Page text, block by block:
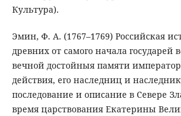
Культура).
Эмин, Ф. А. (1767–1769) Российская
древних от самого начала государей
вечной достойныя памяти
действия, его наследниц и
последование и описание в Севере
время царствования Екатерины